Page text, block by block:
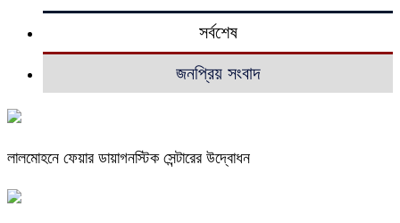
সর্বশেষ
জনপ্রিয় সংবাদ
লালমোহনে ফেয়ার ডায়াগনস্টিক সেন্টারের উদ্বোধন